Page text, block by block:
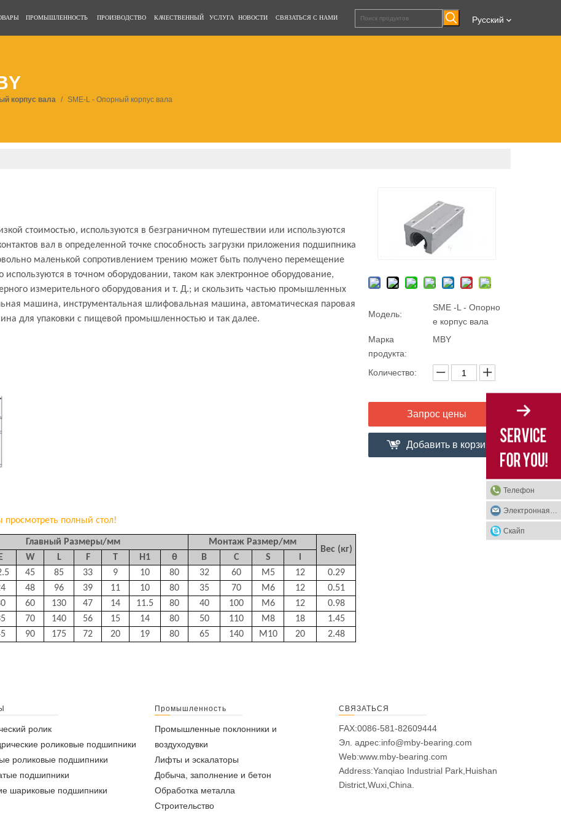
ПРОМЫШЛЕННОСТЬ ПРОИЗВОДСТВО КАЧЕСТВЕННЫЙ УСЛУГА НОВОСТИ СВЯЗАТЬСЯ С НАМИ Pусский
корпус вала / SME-L - Опорный корпус вала
Модель:
SME -L - Опорно
е корпус вала
Марка
продукта:
MBY
Количество:
Запрос цены
Добавить в корзи
стоимостью, используются в безграничном путешествии или используются
вал в определенной точке способность загрузки приложения подшипника
маленькой сопротивлением трению может быть получено перемещение
в точном оборудовании, таком как электронное оборудование,
измерительного оборудования и т. Д.; и скользить частью промышленных
машина, инструментальная шлифовальная машина, автоматическая паровая
для упаковки с пищевой промышленностью и так далее.
просмотреть полный стол!
Главный Размеры/мм Монтаж Размер/мм
Вес (кг)
E W L F T H1 θ B C S
45 85 33 9 10 80 32 60 M5 12
0.29
48 96 39 11 10 80 35 70 M6 12
0.51
60 130 47 14 11.5 80 40 100 M6 12
0.98
70 140 56 15 14 80 50 110 M8 18
1.45
90 175 72 20 19 80 65 140 M10 20 2.48
ролик
роликовые подшипники
роликовые подшипники
подшипники
шариковые подшипники
Промышленность
Промышленные поклонники и
воздуходувки
Лифты и эскалаторы
Добыча, заполнение и бетон
Обработка металла
Строительство
СВЯЗАТЬСЯ
FAX:0086-581-82609444
Эл. адрес:info@mby-bearing.com
Web:www.mby-bearing.com
Address:Yanqiao Industrial Park,Huishan
District,Wuxi,China.
Телефон
Скайп